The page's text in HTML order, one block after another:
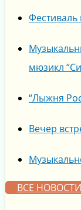
Фестиваль
мюзикл
“Лыжня
Вечер
ВСЕ НОВОСТИ